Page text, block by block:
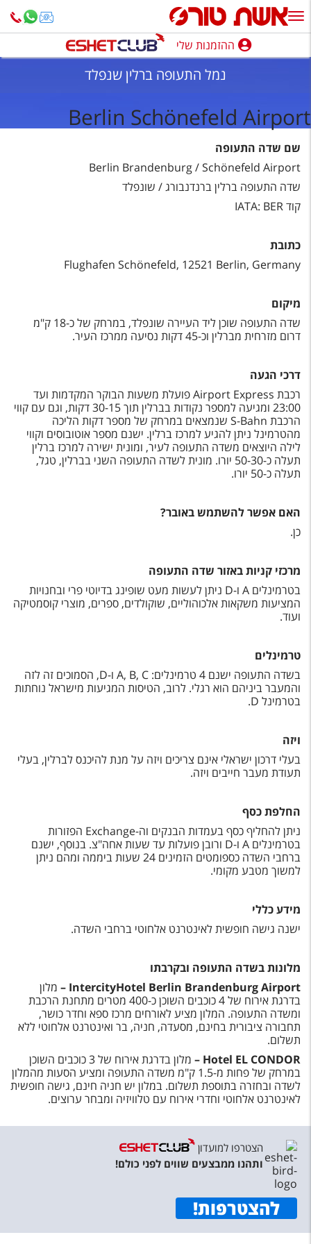
ההזמנות שלי
חופשה לפי סגנון
מלונות באילת
סגנונות טיול
הרגע האחרון
מלונות בחו"ל
Русский
קרוז
מגזין אשת
שירות לקוחות
תקנון
עקבו אחרינו
ההזמנות שלי
נמל התעופה ברלין שנפלד
Berlin Schönefeld Airport
שם שדה התעופה
Berlin Brandenburg / Schönefeld Airport
שדה התעופה ברלין ברנדנבורג / שונפלד
קוד IATA: BER‏
כתובת
Flughafen Schönefeld, 12521 Berlin, Germany
מיקום
שדה התעופה שוכן ליד העיירה שונפלד, במרחק של כ-18 ק"מ
דרום מזרחית מברלין וכ-45 דקות נסיעה ממרכז העיר.
דרכי הגעה
רכבת Airport Express פועלת משעות הבוקר המקדמות ועד
23:00 ומגיעה למספר נקודות בברלין תוך 30-15 דקות, וגם עם קווי
הרכבת S-Bahn
שנמצאים במרחק של מספר דקות הליכה
מהטרמינל ניתן להגיע למרכז ברלין. ישנם מספר אוטובוסים וקווי
לילה היוצאים משדה התעופה לעיר, ומונית ישירה למרכז ברלין
תעלה כ-50-30 יורו. מונית לשדה התעופה השני בברלין,
טגל,
תעלה כ-50 יורו.
האם אפשר להשתמש באובר?
כן.
מרכזי קניות באזור שדה התעופה
בטרמינלים A ו-D ניתן לעשות מעט שופינג בדיוטי פרי ובחנויות
המציעות משקאות אלכוהוליים, שוקולדים, ספרים, מוצרי קוסמטיקה
ועוד.
טרמינלים
בשדה התעופה ישנם 4 טרמינלים: A, B, C ו-D, הסמוכים זה לזה
והמעבר ביניהם הוא רגלי. לרוב, הטיסות המגיעות מישראל נוחתות
בטרמינל D.
ויזה
בעלי דרכון ישראלי אינם צריכים ויזה על מנת להיכנס לברלין, בעלי
תעודת מעבר חייבים ויזה.
החלפת כסף
ניתן להחליף כסף בעמדות הבנקים וה-Exchange הפזורות
בטרמינלים A ו-D
ורובן פועלות עד שעות אחה"צ. בנוסף, ישנם
ברחבי השדה כספומטים הזמינים 24 שעות ביממה ומהם ניתן
למשוך מטבע מקומי.
מידע כללי
ישנה גישה חופשית לאינטרנט אלחוטי ברחבי השדה.
מלונות בשדה התעופה ובקרבתו
IntercityHotel Berlin Brandenburg Airport
– מלון
בדרגת אירוח של 4 כוכבים השוכן כ-400 מטרים מתחנת הרכבת
ומשדה התעופה. המלון מציע לאורחים מרכז ספא וחדר כושר,
תחבורה ציבורית בחינם, מסעדה, חניה, בר ואינטרנט אלחוטי ללא
תשלום.
Hotel EL CONDOR
–
מלון בדרגת אירוח של 3 כוכבים השוכן
במרחק של פחות מ-1.5 ק"מ משדה התעופה ומציע הסעות מהמלון
לשדה ובחזרה בתוספת תשלום. במלון יש חניה חינם, גישה חופשית
לאינטרנט אלחוטי וחדרי אירוח עם טלוויזיה ומבחר ערוצים.
הצטרפו למועדון
ותהנו ממבצעים שווים לפני כולם!
להצטרפות!